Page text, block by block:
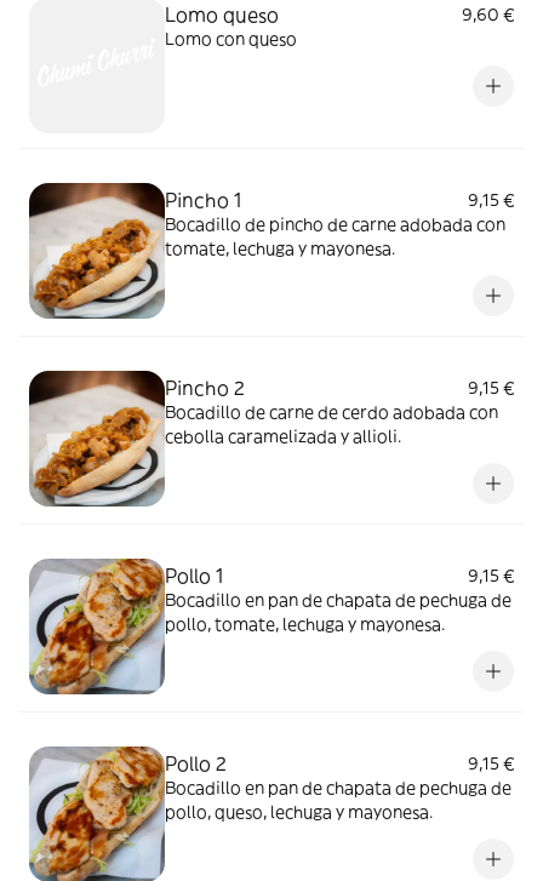
Lomo queso
9,60 €
Lomo con queso
Pincho 1
9,15 €
Bocadillo de pincho de carne adobada con
tomate, lechuga y mayonesa.
Pincho 2
9,15 €
Bocadillo de carne de cerdo adobada con
cebolla caramelizada y allioli.
Pollo 1
9,15 €
Bocadillo en pan de chapata de pechuga de
pollo, tomate, lechuga y mayonesa.
Pollo 2
9,15 €
Bocadillo en pan de chapata de pechuga de
pollo, queso, lechuga y mayonesa.